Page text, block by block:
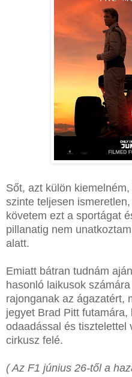
Sőt, azt külön
szinte teljesen
követem ezt a sportágat
pillanatig nem
alatt.
Emiatt bátran tudnám
hasonló laikusok
rajonganak az ágazatért,
jegyet Brad Pitt
odaadással és tisztelettel
cirkusz felé.
( Az F1 június 26-től a